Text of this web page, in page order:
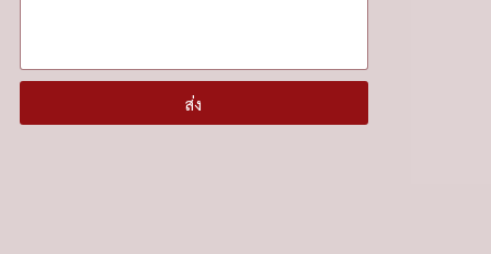
ส่ง